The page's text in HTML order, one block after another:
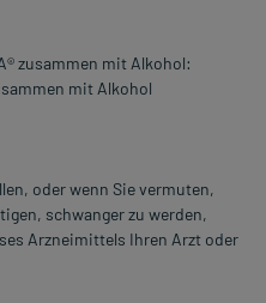
zusammen mit Alkohol:
mit Alkohol
oder wenn Sie vermuten,
schwanger zu werden,
Arzneimittels Ihren Arzt oder